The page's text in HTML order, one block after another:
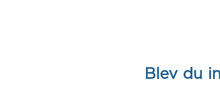
Blev du